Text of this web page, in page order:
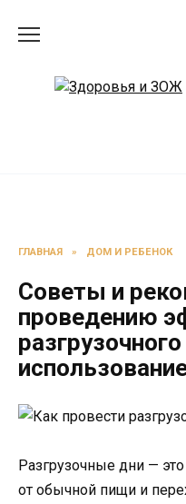
ГЛАВНАЯ » ДОМ И РЕБЕНОК
Советы и
проведению
Разгрузочные дни —
от обычной пищи и